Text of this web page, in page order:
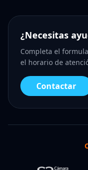
¿Necesitas
Completa el
el horario de
Contactar